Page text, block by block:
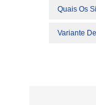
Quais Os
Variante